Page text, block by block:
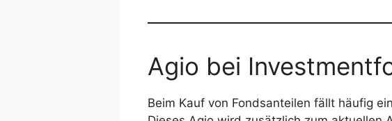
Agio bei
Beim Kauf von Fondsanteilen fällt häufig ein